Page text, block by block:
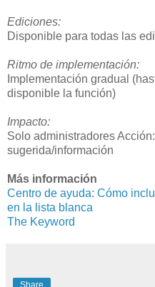
Ediciones:
Disponible para todas las
Ritmo de implementación:
Implementación gradual
disponible la función)
Impacto:
Solo administradores
sugerida/información
Más información
Centro de ayuda: Cómo
en la lista blanca
The Keyword
Share